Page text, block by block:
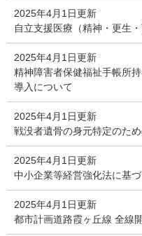
2025年4月1日更新
自立支援医療（精神・更生・
2025年4月1日更新
精神障害者保健福祉手帳所
導入について
2025年4月1日更新
戦没者遺骨の身元特定のた
2025年4月1日更新
中小企業等経営強化法に基
2025年4月1日更新
都市計画道路霞ヶ丘線 全線